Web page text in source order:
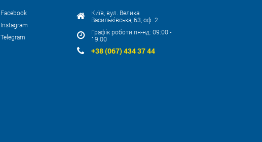
Facebook
Instagram
Telegram
Київ, вул. Велика
Васильківська, 63, оф. 2
Графік роботи пн-нд: 09:00 -
19:00
+38 (067) 434 37 44